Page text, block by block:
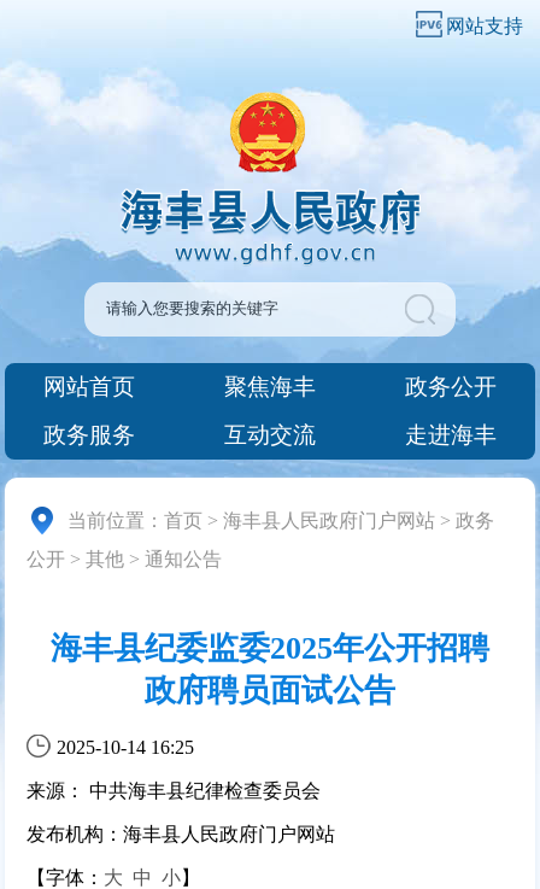
网站支持
网站首页 聚焦海丰
政务公开
政务服务
互动交流 走进海丰
当前位置：首页 >海丰县人民政府门户网站 >政务
公开 >其他 >通知公告
海丰县纪委监委2025年公开招聘
政府聘员面试公告
2025-10-14 16:25
来源： 中共海丰县纪律检查委员会
发布机构：海丰县人民政府门户网站
【字体： 大 中 小】